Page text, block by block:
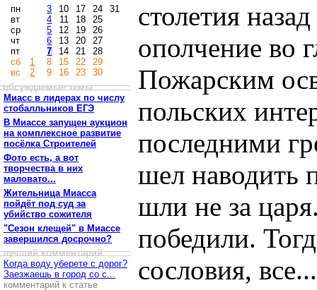
пн
вт
ср
чт
пт
сб
вс
1
2
3
4
5
6
7
8
9
10
11
12
13
14
15
16
17
18
19
20
21
22
23
24
25
26
27
28
29
30
31
обсуждаемые темы
Миасс в лидерах по числу
стобалльников ЕГЭ
В Миассе запущен аукцион
на комплексное развитие
посёлка Строителей
Фото есть, а вот
творчества в них
маловато...
Жительница Миасса
пойдёт под суд за
убийство сожителя
"Сезон клещей" в Миассе
завершился досрочно?
лучший комментарий
Когда воду уберете с дорог?
Заезжаешь в город со с...
комментарий к статье
столетия
ополчение во
Пожарским
польских
последними
шел наводить
шли не за
победили.
сословия,